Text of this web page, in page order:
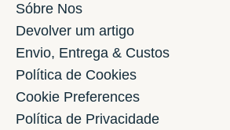
Sóbre Nos
Devolver um artigo
Envio, Entrega & Custos
Política de Cookies
Cookie Preferences
Política de Privacidade